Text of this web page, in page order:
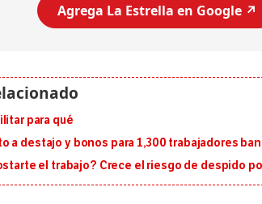
Agrega La Estrella en Google ↗️
para qué
a destajo y bonos para 1,300 trabajadores
el trabajo? Crece el riesgo de despido
al sur